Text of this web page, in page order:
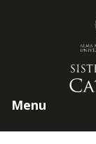
Menu